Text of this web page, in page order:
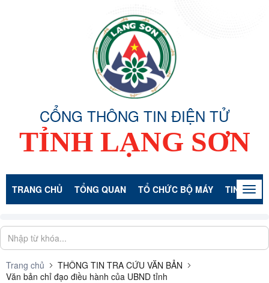
CỔNG THÔNG TIN ĐIỆN TỬ
TỈNH LẠNG SƠN
TRANG CHỦ TỔNG QUAN TỔ CHỨC BỘ MÁY TIN TỨC -
Trang chủ
THÔNG TIN TRA CỨU VĂN BẢN
Văn bản chỉ đạo điều hành của UBND tỉnh